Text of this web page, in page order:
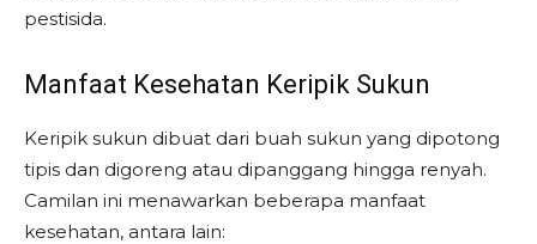
pestisida.
Manfaat Kesehatan Keripik Sukun
Keripik sukun dibuat dari buah sukun yang dipotong
tipis dan digoreng atau dipanggang hingga renyah.
Camilan ini menawarkan beberapa manfaat
kesehatan, antara lain: